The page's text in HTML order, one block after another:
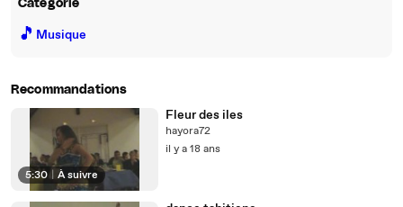
Catégorie
🎵 Musique
Recommandations
5:30 À suivre
Fleur des iles
hayora72
il y a 18 ans